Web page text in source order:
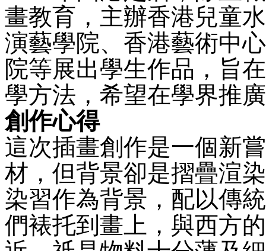
畫教育，主辦香港兒童
演藝學院、香港藝術中
院等展出學生作品，旨
學方法，希望在學界推
創作心得
這次插畫創作是一個新
材，但背景卻是摺疊渲
染習作為背景，配以傳
們裱托到畫上，與西方